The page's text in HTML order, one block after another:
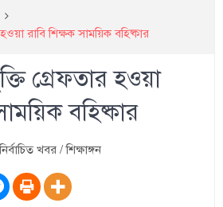
রাবি শিক্ষক সাময়িক বহিষ্কার
গ্রেফতার হওয়া
বহিষ্কার
নির্বাচিত খবর /শিক্ষাঙ্গন